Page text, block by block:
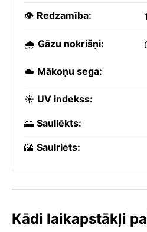
👁️ Redzamība:
🌧️ Gāzu nokrišņi:
☁️ Mākoņu sega:
☀️ UV indekss:
🌅 Saullēkts:
🌇 Saulriets:
Kādi laikapstākļi